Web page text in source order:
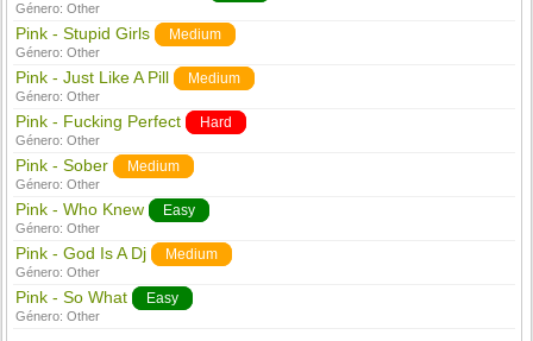
Género:Other
Pink - Stupid Girls Medium
Género:Other
Pink - Just Like A Pill Medium
Género:Other
Pink - Fucking Perfect Hard
Género:Other
Pink - Sober Medium
Género:Other
Pink - Who Knew Easy
Género:Other
Pink - God Is A Dj Medium
Género:Other
Pink - So What Easy
Género:Other